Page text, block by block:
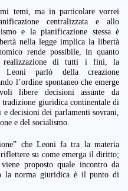
temi, ma in particolare vorrei
centralizzata e allo
e la pianificazione stessa è
nella legge implica la libertà
rende possibile, in quanto
realizzazione di tutti i fini, la
parlò della creazione
l’ordine spontaneo che emerge
libere decisioni assunte da
giuridica continentale di
decisioni dei parlamenti sovrani,
e del socialismo.
che Leoni fa tra la materia
su come emerga il diritto;
proposto quale incontro da
la norma giuridica è il punto di